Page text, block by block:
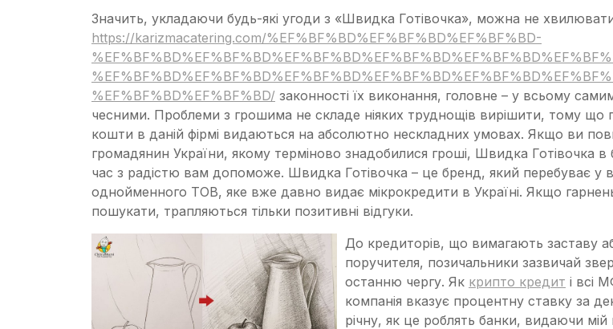
Значить, укладаючи будь-які угоди з «Швидка Готівочка», можна не
https://karizmacatering.com/%EF%BF%BD%EF%BF%BD%EF%BF%BD-
%EF%BF%BD%EF%BF%BD/ законності їх виконання, головне – у всьому
чесними. Проблеми з грошима не складе ніяких труднощів вирішити, тому що
кошти в даній фірмі видаються на абсолютно нескладних умовах. Якщо ви
громадянин України, якому терміново знадобилися гроші, Швидка Готівочка в
час з радістю вам допоможе. Швидка Готівочка – це бренд, який перебуває у
однойменного ТОВ, яке вже давно видає мікрокредити в Україні. Якщо
пошукати, трапляються тільки позитивні відгуки.
До кредиторів, що вимагають заставу
поручителя, позичальники зазвичай
останню чергу. Як крипто кредит і всі
компанія вказує процентну ставку за
річну, як це роблять банки, видаючи мій